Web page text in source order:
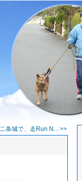
二条城で、走Run N... >>